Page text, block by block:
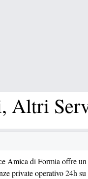
Altri
Amica di Formia offre
private operativo 24h